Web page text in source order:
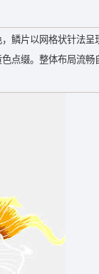
鳞片以网格状针法
点缀。整体布局流